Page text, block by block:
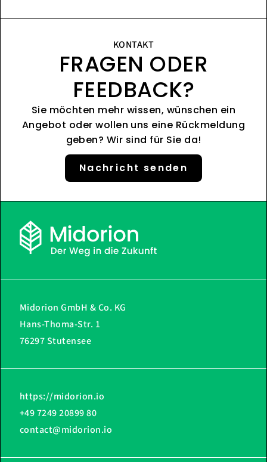
KONTAKT
FRAGEN ODER
FEEDBACK?
Sie möchten mehr wissen, wünschen ein
Angebot oder wollen uns eine Rückmeldung
geben? Wir sind für Sie da!
Nachricht senden
Midorion GmbH & Co. KG
Hans-Thoma-Str. 1
76297 Stutensee
https://midorion.io
+49 7249 20899 80
contact@midorion.io